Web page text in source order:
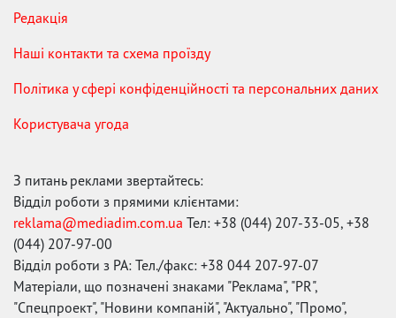
Редакція
Наші контакти та схема проїзду
Політика у сфері конфіденційності та персональних даних
Користувача угода
З питань реклами звертайтесь:
Відділ роботи з прямими клієнтами:
reklama@mediadim.com.ua Тел: +38 (044) 207-33-05, +38
(044) 207-97-00
Відділ роботи з РА: Тел./факс: +38 044 207-97-07
Матеріали, що позначені знаками "Реклама", "PR",
"Спецпроект", "Новини компаній", "Актуально", "Промо",